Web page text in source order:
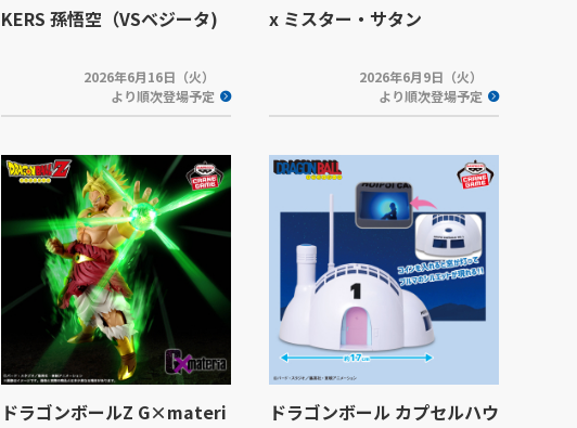
KERS 孫悟空（VSベジータ)
2026年6月16日（火）
より順次登場予定
x ミスター・サタン
2026年6月9日（火）
より順次登場予定
ドラゴンボールZ G×materi
ドラゴンボール カプセルハウ